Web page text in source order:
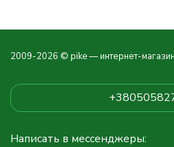
2009-2026 © pike — интернет-
Написать в мессенджеры: